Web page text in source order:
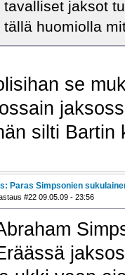
tavalliset jaksot
tällä huomiolla
se
silti Bartin
Paras Simpsonien
#22 09.05.09 - 23:56